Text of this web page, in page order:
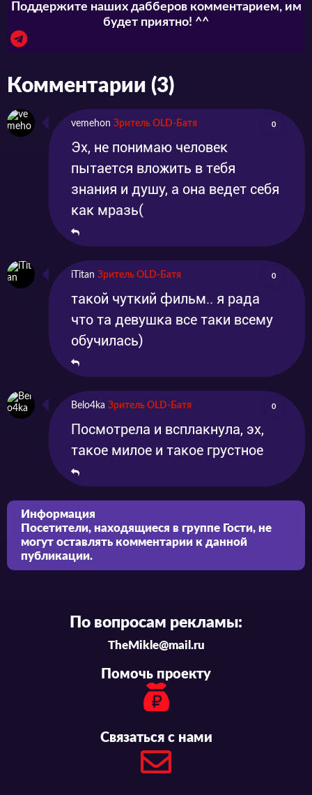
Поддержите наших дабберов комментарием, им
будет приятно! ^^
Комментарии (3)
vemehon Зритель OLD-Батя 0
Эх, не понимаю человек
пытается вложить в тебя
знания и душу, а она ведет себя
как мразь(
iTitan Зритель OLD-Батя 0
такой чуткий фильм.. я рада
что та девушка все таки всему
обучилась)
Belo4ka Зритель OLD-Батя 0
Посмотрела и всплакнула, эх,
такое милое и такое грустное
Информация
Посетители, находящиеся в группе Гости, не
могут оставлять комментарии к данной
публикации.
По вопросам рекламы:
TheMikle@mail.ru
Помочь проекту
Связаться с нами